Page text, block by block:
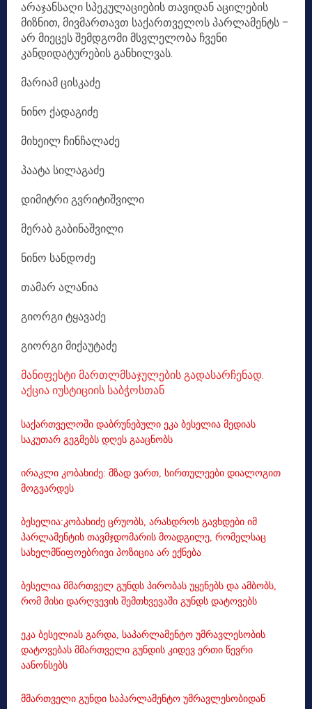
არაჯანსაღი სპეკულაციების თავიდან აცილების
მიზნით, მივმართავთ საქართველოს პარლამენტს –
არ მიეცეს შემდგომი მსვლელობა ჩვენი
კანდიდატურების განხილვას.
მარიამ ცისკაძე
ნინო ქადაგიძე
მიხეილ ჩინჩალაძე
პაატა სილაგაძე
დიმიტრი გვრიტიშვილი
მერაბ გაბინაშვილი
ნინო სანდოძე
თამარ ალანია
გიორგი ტყავაძე
გიორგი მიქაუტაძე
მანიფესტი მართლმსაჯულების გადასარჩენად.
აქცია იუსტიციის საბჭოსთან
საქართველოში დაბრუნებული ეკა ბესელია მედიას
საკუთარ გეგმებს დღეს გააცნობს
ირაკლი კობახიძე: მზად ვართ, სირთულეები დიალოგით
მოგვარდეს
ბესელია:კობახიძე ცრუობს, არასდროს გავხდები იმ
პარლამენტის თავმჯდომარის მოადგილე, რომელსაც
სახელმწიფოებრივი პოზიცია არ ექნება
ბესელია მმართველ გუნდს პირობას უყენებს და ამბობს,
რომ მისი დარღვევის შემთხვევაში გუნდს დატოვებს
ეკა ბესელიას გარდა, საპარლამენტო უმრავლესობის
დატოვებას მმართველი გუნდის კიდევ ერთი წევრი
აანონსებს
მმართველი გუნდი საპარლამენტო უმრავლესობიდან